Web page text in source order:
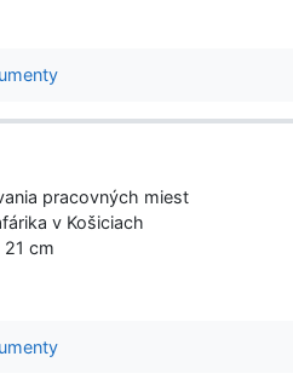
pracovných miest
v Košiciach
21 cm